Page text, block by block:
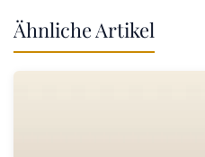
Ähnliche Artikel